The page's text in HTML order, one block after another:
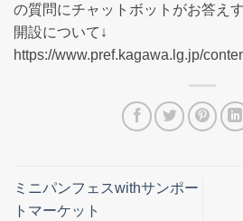
の質問にチャットボットがお答え
開設について↓
https://www.pref.kagawa.lg.jp/
ミニパンフェスwithサンポー
トマーケット